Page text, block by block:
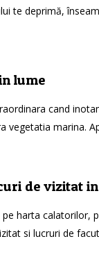
te deprimă,
lume
cand
vegetatia marina.
de vizitat
harta calatorilor,
si lucruri de